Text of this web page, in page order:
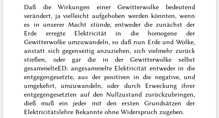
Daß die Wirkungen einer Gewitterwolke bedeutend
verändert, ja vielleicht aufgehoben werden könnten, wenn
es in unserer Macht stünde, entweder die zunächst der
Erde erregte Elektricität in die homogene der
Gewitterwolke umzuwandeln, so daß nun Erde und Wolke,
anstatt sich gegenseitig anzuziehen, sich vielmehr zurück
stießen, oder gar die in der Gewitterwolke selbst
gesammelteED: angesammelteElektricität entweder in die
entgegengesetzte, aus der positiven in die negative, und
umgekehrt, umzuwandeln, oder durch Erweckung ihrer
entgegengesetzten auf den Nullzustand zurückzubringen,
dieß muß ein jeder mit den ersten Grundsätzen der
Elektricitätslehre Bekannte ohne Widerspruch zugeben.